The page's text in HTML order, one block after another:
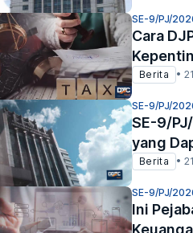
SE-9/PJ/
Cara
Berita •
SE-9/PJ/
SE-9/
yang
Berita •
SE-9/PJ/
Ini